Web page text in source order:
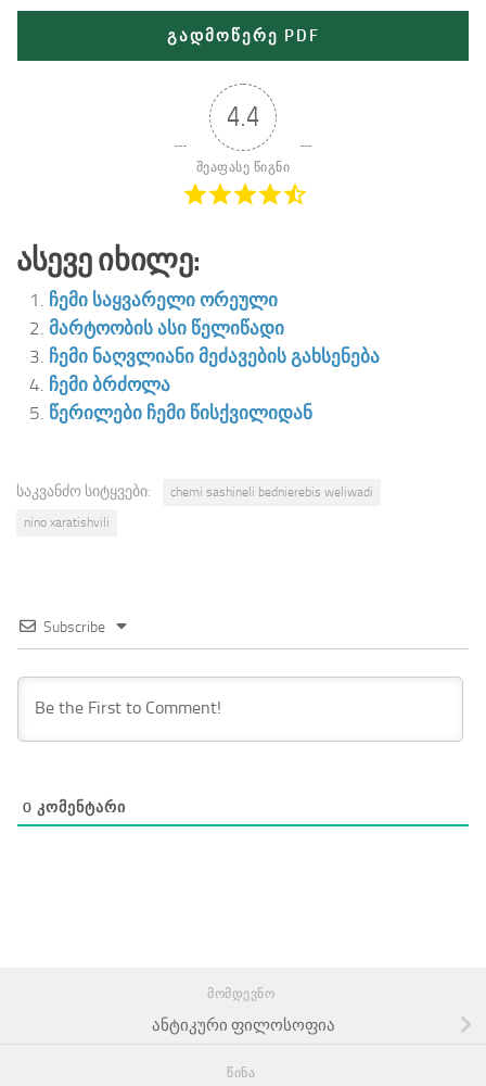
ოთხი პიესა ერთ ესთეტიკურ სივრცეს ქმნის, ამბიდან ამბამდე
გვამოგზაურებს ადამიანური ვნებებით…
გადმოწერე PDF
4.4
შეაფასე წიგნი
Ასევე Იხილე:
ჩემი საყვარელი ორეული
მარტოობის ასი წელიწადი
ჩემი ნაღვლიანი მეძავების გახსენება
ჩემი ბრძოლა
წერილები ჩემი წისქვილიდან
საკვანძო სიტყვები:
chemi sashineli bednierebis weliwadi
nino xaratishvili
Subscribe
0 ᲙᲝᲛᲔᲜᲢᲐᲠᲘ
ᲛᲝᲛᲓᲔᲕᲜᲝ
ანტიკური ფილოსოფია
ᲬᲘᲜᲐ